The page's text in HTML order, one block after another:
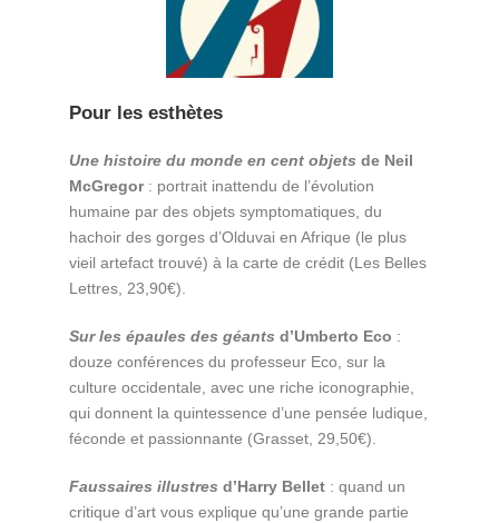
Pour les esthètes
Une histoire du monde en cent objets de Neil
McGregor: portrait inattendu de l’évolution
humaine par des objets symptomatiques, du
hachoir des gorges d’Olduvai en Afrique (le plus
vieil artefact trouvé) à la carte de crédit (Les Belles
Lettres, 23,90€).
Sur les épaules des géants d’Umberto Eco :
douze conférences du professeur Eco, sur la
culture occidentale, avec une riche iconographie,
qui donnent la quintessence d’une pensée ludique,
féconde et passionnante (Grasset, 29,50€).
Faussaires illustres d’Harry Bellet : quand un
critique d’art vous explique qu’une grande partie